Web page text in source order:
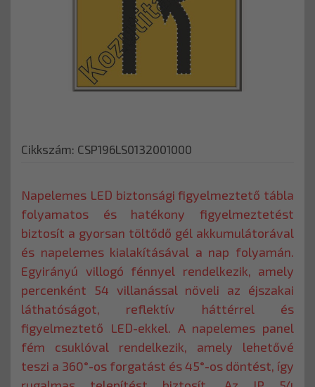
Cikkszám: CSP196LS0132001000
Napelemes LED biztonsági figyelmeztető tábla
folyamatos és hatékony figyelmeztetést
biztosít a gyorsan töltődő gél akkumulátorával
és napelemes kialakításával a nap folyamán.
Egyirányú villogó fénnyel rendelkezik, amely
percenként 54 villanással növeli az éjszakai
láthatóságot, reflektív háttérrel és
figyelmeztető LED-ekkel. A napelemes panel
fém csuklóval rendelkezik, amely lehetővé
teszi a 360°-os forgatást és 45°-os döntést, így